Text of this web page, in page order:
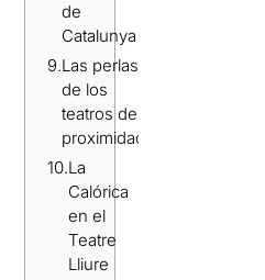
de
Catalunya
9.Las perlas
de los
teatros de
proximidad
10.La
Calórica
en el
Teatre
Lliure